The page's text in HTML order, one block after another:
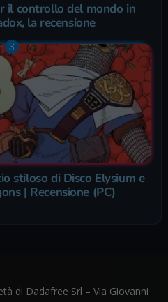
il controllo del mondo in
la recensione
stiloso di Disco Elysium e
| Recensione (PC)
di Dadafree Srl – Via Giovanni